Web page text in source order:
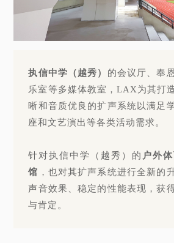
执信中学（越秀） 的会议厅、奉
乐室等多媒体教室，LAX为其打
晰和音质优良的扩声系统以满足
座和文艺演出等各类活动需求。
针对执信中学（越秀）的 户外
馆 ，也对其扩声系统进行全新的
声音效果、稳定的性能表现，获
与肯定。